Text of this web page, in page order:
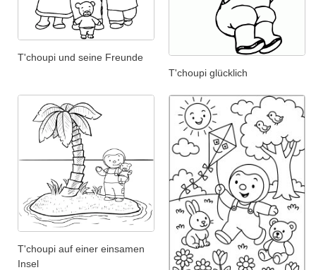
T'choupi und seine Freunde
T'choupi glücklich
T'choupi auf einer einsamen
Insel